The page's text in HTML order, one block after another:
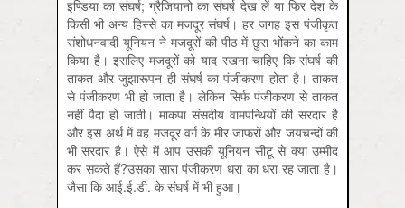
इण्डिया का संघर्ष; ग्रैजियानो का संघर्ष देख लें या फिर देश के
किसी भी अन्य हिस्से का मजदूर संघर्ष। हर जगह इस पंजीकृत
संशोधनवादी यूनियन ने मजदूरों की पीठ में छुरा भोंकने का काम
किया है। इसलिए मजदूरों को याद रखना चाहिए कि संघर्ष की
ताकत और जुझारूपन ही संघर्ष का पंजीकरण होता है। ताकत
से पंजीकरण भी हो जाता है। लेकिन सिर्फ पंजीकरण से ताकत
नहीं पैदा हो जाती। माकपा संसदीय वामपन्थियों की सरदार है
और इस अर्थ में वह मजदूर वर्ग के मीर जाफरों और जयचन्दों की
भी सरदार है। ऐसे में आप उसकी यूनियन सीटू से क्या उम्मीद
कर सकते हैं?उसका सारा पंजीकरण धरा का धरा रह जाता है।
जैसा कि आई.ई.डी. के संघर्ष में भी हुआ।